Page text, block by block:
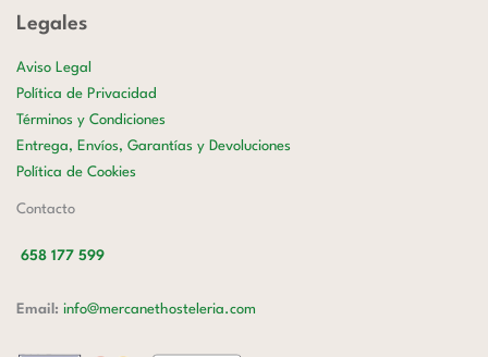
Legales
Aviso Legal
Política de Privacidad
Términos y Condiciones
Entrega, Envíos, Garantías y Devoluciones
Política de Cookies
Contacto
658 177 599
Email: info@mercanethosteleria.com